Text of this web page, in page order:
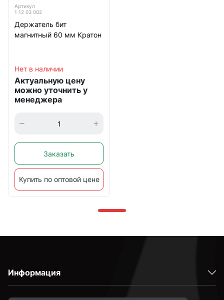
Артикул
1 12 03 002
Держатель бит
магнитный 60 мм Кратон
Нет в наличии
Актуальную цену
можно уточнить у
менеджера
Заказать
Купить по оптовой цене
Информация